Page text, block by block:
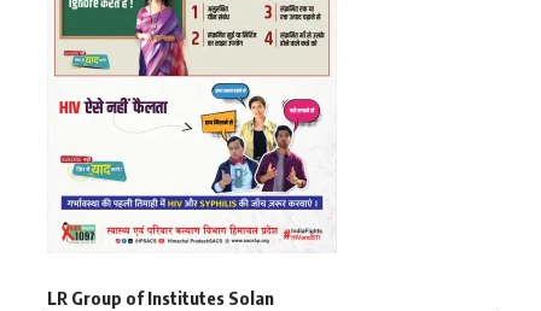
LR Group of Institutes Solan